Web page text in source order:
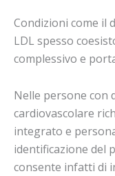
Condizioni come il
LDL spesso
complessivo e
Nelle persone con
cardiovascolare
integrato e
identificazione del
consente infatti di